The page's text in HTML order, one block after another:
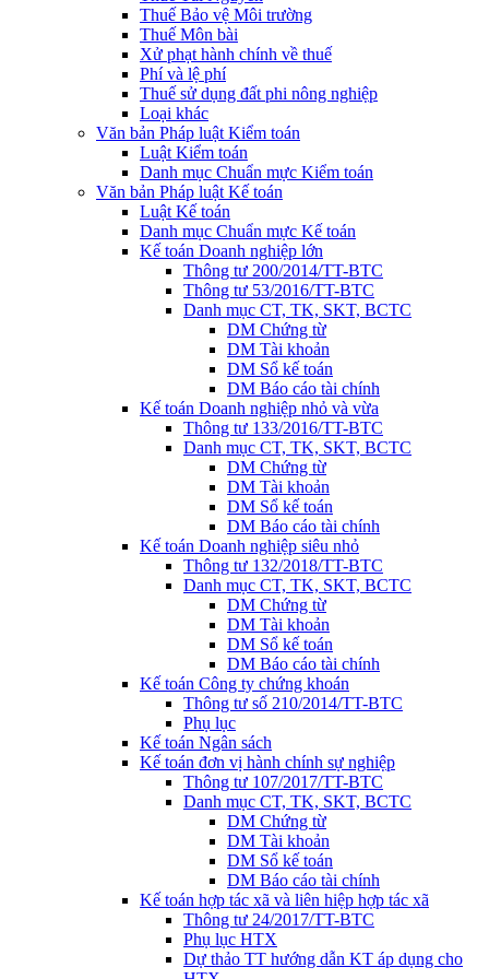
Thuế Bảo vệ Môi trường
Thuế Môn bài
Xử phạt hành chính về thuế
Phí và lệ phí
Thuế sử dụng đất phi nông nghiệp
Loại khác
Văn bản Pháp luật Kiểm toán
Luật Kiểm toán
Danh mục Chuẩn mực Kiểm toán
Văn bản Pháp luật Kế toán
Luật Kế toán
Danh mục Chuẩn mực Kế toán
Kế toán Doanh nghiệp lớn
Thông tư 200/2014/TT-BTC
Thông tư 53/2016/TT-BTC
Danh mục CT, TK, SKT, BCTC
DM Chứng từ
DM Tài khoản
DM Sổ kế toán
DM Báo cáo tài chính
Kế toán Doanh nghiệp nhỏ và vừa
Thông tư 133/2016/TT-BTC
Danh mục CT, TK, SKT, BCTC
DM Chứng từ
DM Tài khoản
DM Sổ kế toán
DM Báo cáo tài chính
Kế toán Doanh nghiệp siêu nhỏ
Thông tư 132/2018/TT-BTC
Danh mục CT, TK, SKT, BCTC
DM Chứng từ
DM Tài khoản
DM Sổ kế toán
DM Báo cáo tài chính
Kế toán Công ty chứng khoán
Thông tư số 210/2014/TT-BTC
Phụ lục
Kế toán Ngân sách
Kế toán đơn vị hành chính sự nghiệp
Thông tư 107/2017/TT-BTC
Danh mục CT, TK, SKT, BCTC
DM Chứng từ
DM Tài khoản
DM Sổ kế toán
DM Báo cáo tài chính
Kế toán hợp tác xã và liên hiệp hợp tác xã
Thông tư 24/2017/TT-BTC
Phụ lục HTX
Dự thảo TT hướng dẫn KT áp dụng cho